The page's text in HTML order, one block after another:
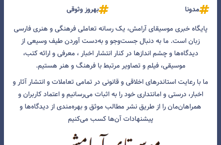
مدونا
بهروز وثوقی
پایگاه خبری موسیقای آرامش، یک رسانه تعاملی فرهنگی و هنری فارسی
زبان است. ما به دنبال جست‌و‌جو و به‌دست آوردن طیف وسیعی از
دیدگاه‌ها و چشم انداز‌ها در کنار انتشار اخبار ، معرفی و ارائه کتب،
موسیقی، فیلم و تصاویر مرتبط با فرهنگ و هنر هستیم.
ما با رعایت استاندرهای اخلاقی و قانونی در تمامی تعاملات و انتشار آثار و
اخبار، درستی و امانتداری خود را به اثبات می‌رسانیم و اعتماد کاربران و
همراهان‌مان را از طریق نشر مطالب موثق و بهره‌مندی از دیدگاه‌ها و
پیشنهادات آن‌ها کسب می‌کنیم